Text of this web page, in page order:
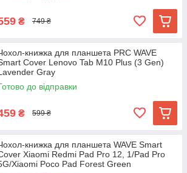
₴ 749 ₴
книжка для планшета PRC WAVE
Cover Lenovo Tab M10 Plus (3 Gen)
Gray
до відправки
₴ 599 ₴
книжка для планшета WAVE Smart
Xiaomi Redmi Pad Pro 12, 1/Pad Pro
Xiaomi Poco Pad Forest Green